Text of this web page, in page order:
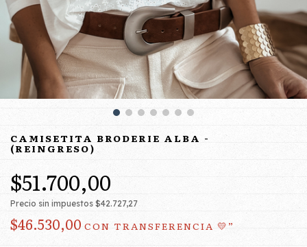
CAMISETITA BRODERIE ALBA -
(REINGRESO)
$51.700,00
Precio sin impuestos $42.727,27
$46.530,00 CON TRANSFERENCIA 💛”